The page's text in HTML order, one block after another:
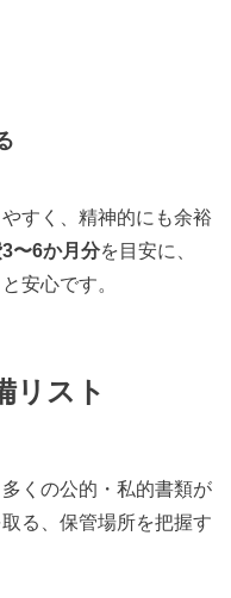
すく、精神的にも余裕
〜6か月分を目安に、
安心です。
リスト
くの公的・私的書類が
る、保管場所を把握す